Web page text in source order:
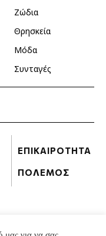
Ζώδια
Θρησκεία
Μόδα
Συνταγές
ΕΠΙΚΑΙΡΟΤΗΤΑ
ΠΟΛΕΜΟΣ